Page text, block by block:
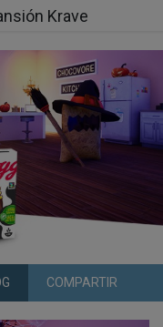
Krave
COMPARTIR